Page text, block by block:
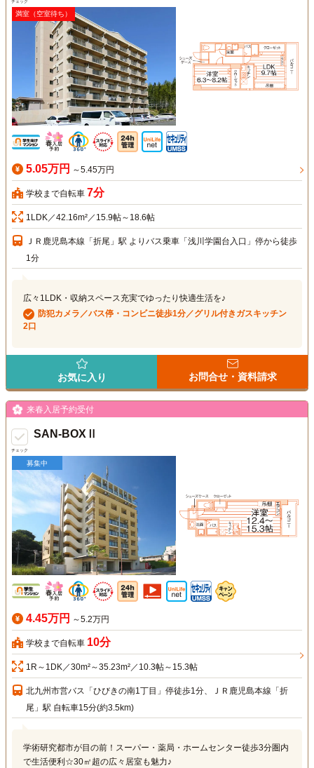
チェック
満室（空室待ち）
5.05万円 ～5.45万円
学校まで自転車 7分
1LDK／42.16m²／15.9帖～18.6帖
ＪＲ鹿児島本線「折尾」駅 よりバス乗車「浅川学園台入口」停から徒歩
1分
広々1LDK・収納スペース充実でゆったり快適生活を♪
防犯カメラ／バス停・コンビニ徒歩1分／グリル付きガスキッチン
2口
お気に入り お問合せ・資料請求
チェック
来春入居予約受付
SAN-BOXⅡ
募集中
4.45万円 ～5.2万円
学校まで自転車 10分
1R～1DK／30m²～35.23m²／10.3帖～15.3帖
北九州市営バス「ひびきの南1丁目」停徒歩1分、ＪＲ鹿児島本線「折
尾」駅 自転車15分(約3.5km)
学術研究都市が目の前！スーパー・薬局・ホームセンター徒歩3分圏内
で生活便利☆30㎡超の広々居室も魅力♪